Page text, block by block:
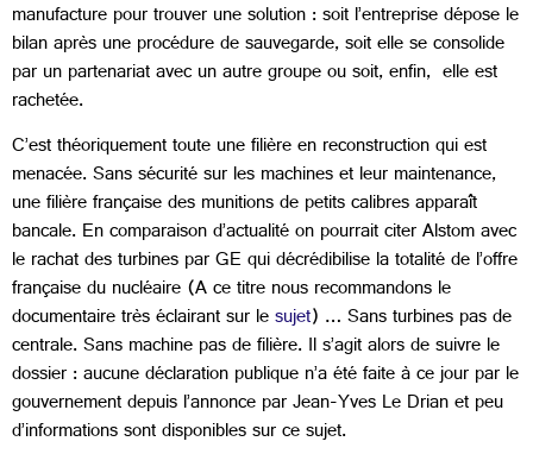
manufacture pour trouver une solution : soit l’entreprise dépose le
bilan après une procédure de sauvegarde, soit elle se consolide
par un partenariat avec un autre groupe ou soit, enfin, elle est
rachetée.
C’est théoriquement toute une filière en reconstruction qui est
menacée. Sans sécurité sur les machines et leur maintenance,
une filière française des munitions de petits calibres apparaît
bancale. En comparaison d’actualité on pourrait citer Alstom avec
le rachat des turbines par GE qui décrédibilise la totalité de l’offre
française du nucléaire (A ce titre nous recommandons le
documentaire très éclairant sur lesujet) … Sans turbines pas de
centrale. Sans machine pas de filière. Il s’agit alors de suivre le
dossier : aucune déclaration publique n’a été faite à ce jour par le
gouvernement depuis l’annonce par Jean-Yves Le Drian et peu
d’informations sont disponibles sur ce sujet.